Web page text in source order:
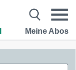
Meine Abos